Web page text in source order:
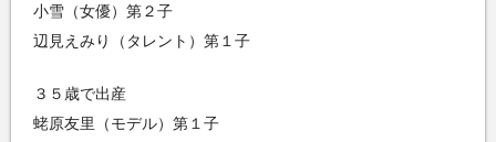
小雪（女優）第２子
辺見えみり（タレント）第１子
３５歳で出産
蛯原友里（モデル）第１子